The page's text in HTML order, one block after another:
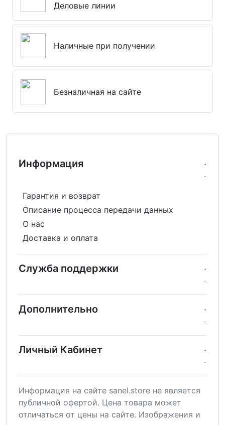
Деловые линии
Наличные при получении
Безналичная на сайте
Информация
Гарантия и возврат
Описание процесса передачи данных
О нас
Доставка и оплата
Служба поддержки
Дополнительно
Личный Кабинет
Информация на сайте sanel.store не является
публичной офертой. Цена товара может
отличаться от цены на сайте. Изображения и